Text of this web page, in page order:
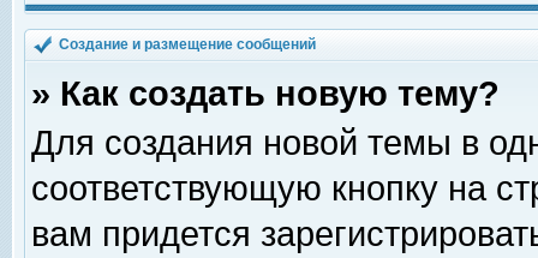
Создание и размещение сообщений
» Как создать новую тему?
Для создания новой темы в
соответствующую кнопку на
вам придется